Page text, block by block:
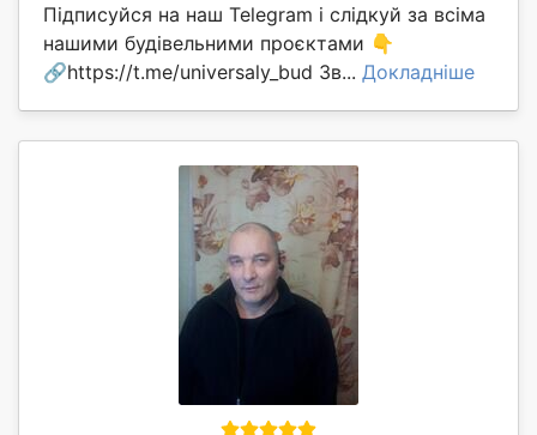
Підписуйся на наш Telegram і слідкуй за всіма
нашими будівельними проєктами 👇
🔗https://t.me/universaly_bud Зв... Докладніше